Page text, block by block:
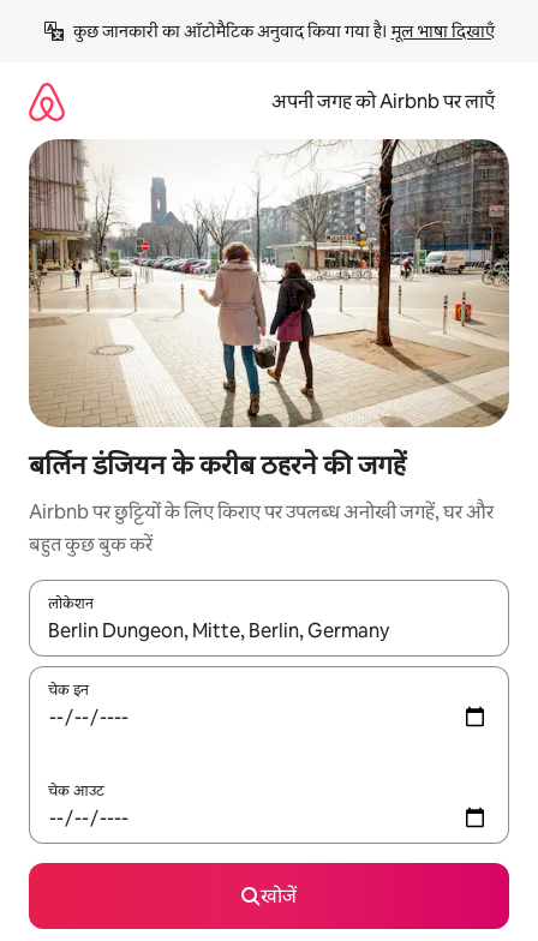
छोड़कर
कॉन्टेंट
कुछ जानकारी का ऑटोमैटिक अनुवाद किया गया है। मूल भाषा दिखाएँ
अपनी जगह को Airbnb पर लाएँ
बर्लिन डंजियन के करीब ठहरने की जगहें
Airbnb पर छुट्टियों के लिए किराए पर उपलब्ध अनोखी जगहें, घर और
बहुत कुछ बुक करें
लोकेशन
नतीजों के उपलब्ध होने पर, अप और डाउन 'ऐरो की' का इस्तेमाल करके नेविगेट
चेक इन
चेक आउट
खोजें